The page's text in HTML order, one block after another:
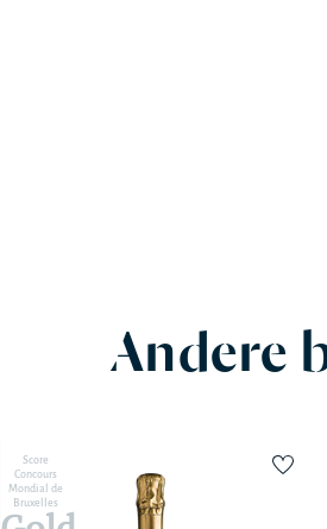
Andere
Score
Concours
Mondial de
Bruxelles